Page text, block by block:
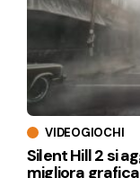
VIDEOGIOCHI
Silent Hill 2 si
migliora